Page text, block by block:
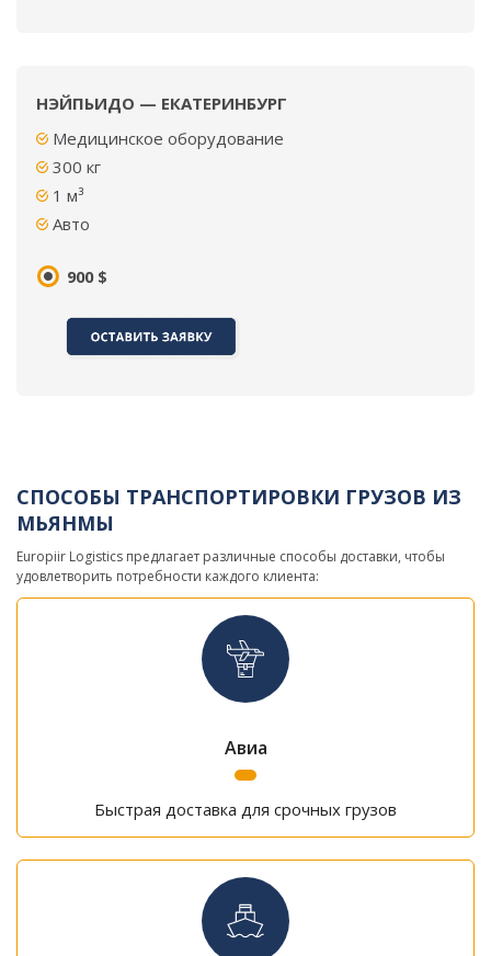
НЭЙПЬИДО — ЕКАТЕРИНБУРГ
Медицинское оборудование
300 кг
1 м³
Авто
900 $
СПОСОБЫ ТРАНСПОРТИРОВКИ ГРУЗОВ ИЗ
МЬЯНМЫ
Europiir Logistics предлагает различные способы доставки, чтобы
удовлетворить потребности каждого клиента:
Авиа
Быстрая доставка для срочных грузов